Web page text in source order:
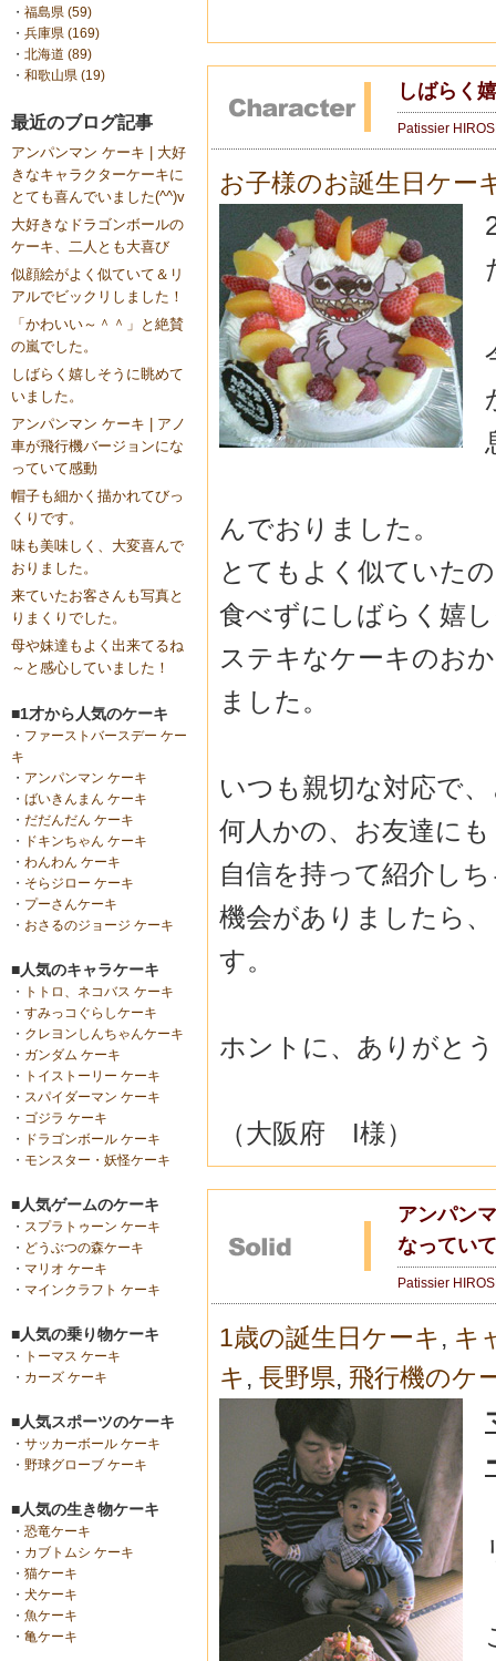
・ 福島県 (59)
・ 兵庫県 (169)
・ 北海道 (89)
・ 和歌山県 (19)
最近のブログ記事
アンパンマン ケーキ | 大好
きなキャラクターケーキに
とても喜んでいました(^^)v
大好きなドラゴンボールの
ケーキ、二人とも大喜び
似顔絵がよく似ていて＆リ
アルでビックリしました！
「かわいい～＾＾」と絶賛
の嵐でした。
しばらく嬉しそうに眺めて
いました。
アンパンマン ケーキ | アノ
車が飛行機バージョンにな
っていて感動
帽子も細かく描かれてびっ
くりです。
味も美味しく、大変喜んで
おりました。
来ていたお客さんも写真と
りまくりでした。
母や妹達もよく出来てるね
～と感心していました！
■1才から人気のケーキ
・ ファーストバースデー ケー
キ
・ アンパンマン ケーキ
・ ばいきんまん ケーキ
・ だだんだん ケーキ
・
ドキンちゃん ケーキ
・ わんわん ケーキ
・ そらジロー ケーキ
・ プーさんケーキ
・ おさるのジョージ ケーキ
■人気のキャラケーキ
・
トトロ、ネコバス ケーキ
・ すみっコぐらしケーキ
・ クレヨンしんちゃんケーキ
・ ガンダム ケーキ
・
トイストーリー ケーキ
・ スパイダーマン ケーキ
・ ゴジラ ケーキ
・
ドラゴンボール ケーキ
・ モンスター・妖怪ケーキ
■人気ゲームのケーキ
・ スプラトゥーン ケーキ
・ どうぶつの森ケーキ
・ マリオ ケーキ
・ マインクラフト ケーキ
■人気の乗り物ケーキ
・
トーマス ケーキ
・ カーズ ケーキ
■人気スポーツのケーキ
・ サッカーボール ケーキ
・ 野球グローブ ケーキ
■人気の生き物ケーキ
・ 恐竜ケーキ
・ カブトムシ ケーキ
・ 猫ケーキ
・ 犬ケーキ
・ 魚ケーキ
・ 亀ケーキ
しばらく
Patissier
お子様のお誕生日ケー
んでおりました。
とてもよく似ていた
食べずにしばらく嬉
ステキなケーキのお
ました。
いつも親切な対応で
何人かの、お友達にも
自信を持って紹介し
機会がありましたら
す。
ホントに、ありがと
（大阪府 I様）
アンパン
なってい
Patissier
1歳の誕生日ケーキ , キ
キ , 長野県, 飛行機のケ